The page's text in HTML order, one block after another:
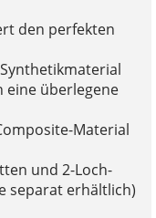
den perfekten
eine überlegene
Material
und 2-Loch-
separat erhältlich)